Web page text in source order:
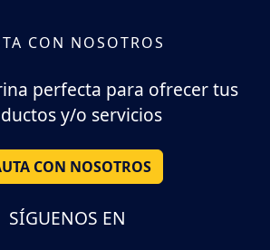
CON NOSOTROS
perfecta para ofrecer tus
y/o servicios
CON NOSOTROS
SÍGUENOS EN